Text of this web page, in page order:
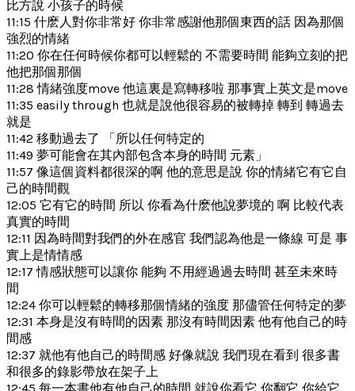
比方說 小孩子的時候
11:15 什麽人對你非常好 你非常感謝他那個東西的話 因為那個
強烈的情緒
11:20 你在任何時候你都可以輕鬆的 不需要時間 能夠立刻的把
他把那個那個
11:28 情緒強度move 他這裏是寫轉移啦 那事實上英文是move
11:35 easily through 也就是說他很容易的被轉掉 轉到 轉過去
就是
11:42 移動過去了 「所以任何特定的
11:49 夢可能會在其內部包含本身的時間 元素」
11:57 像這個資料都很深的啊 他的意思是說 你的情緒它有它自
己的時間觀
12:05 它有它的時間 所以 你看為什麽他說夢境的 啊 比較代表
真實的時間
12:11 因為時間對我們的外在感官 我們認為他是一條線 可是 事
實上是情情感
12:17 情感狀態可以讓你 能夠 不用經過過去時間 甚至未來時
間
12:24 你可以輕鬆的轉移那個情緒的強度 那儘管任何特定的夢
12:31 本身是沒有時間的因素 那沒有時間因素 他有他自己的時
間感
12:37 就他有他自己的時間感 好像就說 我們現在看到 很多書
和很多的錄影帶放在架子上